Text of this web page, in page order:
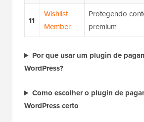
11
Wishlist
Member
Protegendo
premium
Por que usar um plugin de
WordPress?
Como escolher o plugin de
WordPress certo